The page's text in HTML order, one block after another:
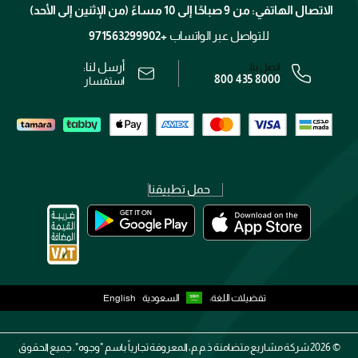
الوظائف
الشروط و الأحكام
رقم السجل التجاري: 7013320481 — صادر من وزارة التجارة
الاتصال الهاتفي: من 9 صباحًا إلى 10 مساءً (من الإثنين إلى الأحد)
للتواصل عبر الواتساب +971563299902
اتصل بنا:
800 435 8000
أرسل لنا:
استفسار
حمل تطبيقنا
تفضيلات اللغة: السعودية English
2026 ©شركة مشاريع متضامنة ذ.م.م، المعروفة تجارياً باسم "وجوه". جميع الحقوق